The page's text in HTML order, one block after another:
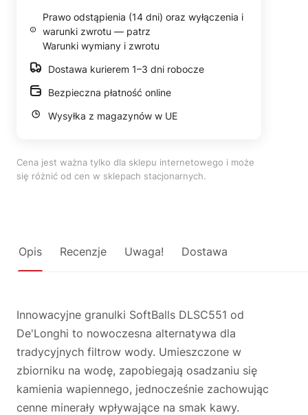
Prawo odstąpienia (14 dni) oraz wyłączenia i
warunki zwrotu — patrz
Warunki wymiany i zwrotu
Dostawa kurierem 1–3 dni robocze
Bezpieczna płatność online
Wysyłka z magazynów w UE
Cena jest ważna tylko dla sklepu internetowego i może
się różnić od cen w sklepach stacjonarnych.
Opis Recenzje Uwaga! Dostawa
Innowacyjne granulki SoftBalls DLSC551 od
De'Longhi to nowoczesna alternatywa dla
tradycyjnych filtrow wody. Umieszczone w
zbiorniku na wodę, zapobiegają osadzaniu się
kamienia wapiennego, jednocześnie zachowując
cenne minerały wpływające na smak kawy.